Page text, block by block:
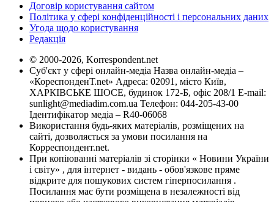
Договір користування сайтом
Політика у сфері конфіденційності і персональних даних
Угода щодо користування
Редакція
© 2000-2026, Korrespondent.net
Суб'єкт у сфері онлайн-медіа Назва онлайн-медіа –
«КореспонденТ.net» Адреса: 02091, місто Київ,
ХАРКІВСЬКЕ ШОСЕ, будинок 172-Б, офіс 208/1 E-mail:
sunlight@mediadim.com.ua Телефон: 044-205-43-00
Ідентифікатор медіа – R40-06068
Використання будь-яких матеріалів, розміщених на
сайті, дозволяється за умови посилання на
Корреспондент.net.
При копіюванні матеріалів зі сторінки « Новини України
і світу» , для інтернет - видань - обов'язкове пряме
відкрите для пошукових систем гіперпосилання .
Посилання має бути розміщена в незалежності від